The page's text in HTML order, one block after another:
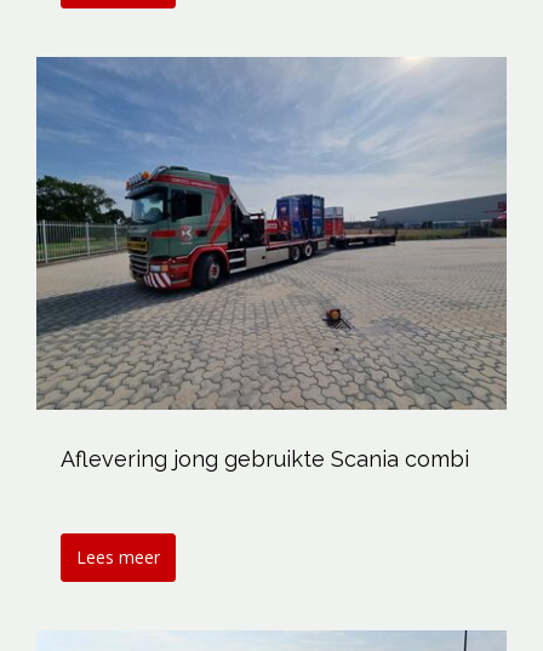
Aflevering jong gebruikte Scania combi
Lees meer